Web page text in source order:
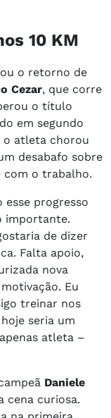
10 KM
o retorno de
Cezar, que corre
o título
em segundo
o atleta chorou
desabafo sobre
com o trabalho.
esse progresso
importante.
de dizer
Falta apoio,
nova
Eu
treinar nos
seria um
atleta –
Daniele
cena curiosa.